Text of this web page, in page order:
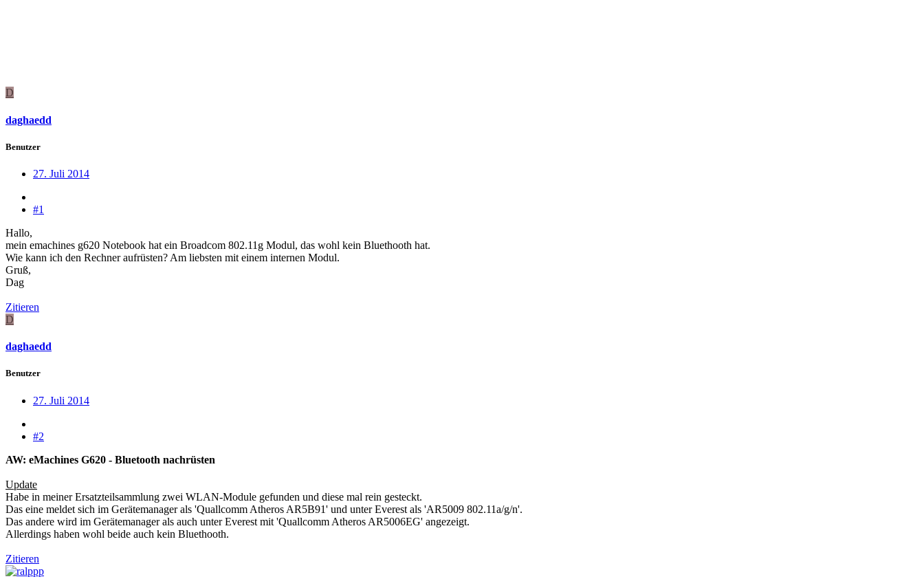
D
daghaedd
Benutzer
27. Juli 2014
#1
Hallo,
mein emachines g620 Notebook hat ein Broadcom 802.11g Modul, das wohl kein Bluethooth hat.
Wie kann ich den Rechner aufrüsten? Am liebsten mit einem internen Modul.
Gruß,
Dag
Zitieren
D
daghaedd
Benutzer
27. Juli 2014
#2
AW: eMachines G620 - Bluetooth nachrüsten
Update
Habe in meiner Ersatzteilsammlung zwei WLAN-Module gefunden und diese mal rein gesteckt.
Das eine meldet sich im Gerätemanager als 'Quallcomm Atheros AR5B91' und unter Everest als 'AR5009 802.11a/g/n'.
Das andere wird im Gerätemanager als auch unter Everest mit 'Quallcomm Atheros AR5006EG' angezeigt.
Allerdings haben wohl beide auch kein Bluethooth.
Zitieren